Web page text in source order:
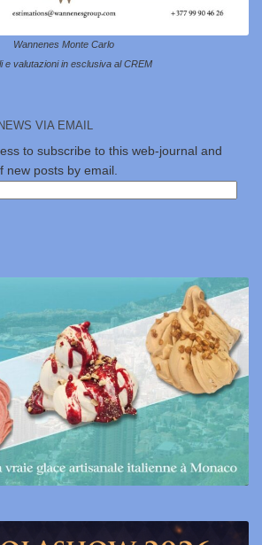
Wannenes Monte Carlo
e valutazioni in esclusiva al CREM
VIA EMAIL
to subscribe to this web-journal and
new posts by email.